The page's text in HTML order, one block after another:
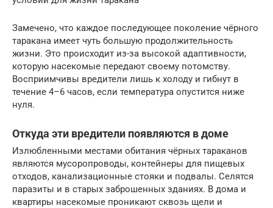
Замечено, что каждое последующее поколение чёрного
таракана имеет чуть большую продолжительность
жизни. Это происходит из-за высокой адаптивности,
которую насекомые передают своему потомству.
Восприимчивы вредители лишь к холоду и гибнут в
течение 4–6 часов, если температура опустится ниже
нуля.
Откуда эти вредители появляются в доме
Излюбленными местами обитания чёрных тараканов
являются мусоропроводы, контейнеры для пищевых
отходов, канализационные стояки и подвалы. Селятся
паразиты и в старых заброшенных зданиях. В дома и
квартиры насекомые проникают сквозь щели и